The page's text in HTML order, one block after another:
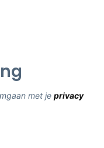
met je privacy